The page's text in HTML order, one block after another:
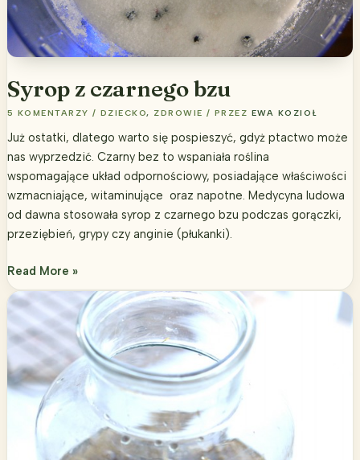
Syrop z czarnego bzu
5 KOMENTARZY / DZIECKO, ZDROWIE / PRZEZ EWA KOZIOŁ
Już ostatki, dlatego warto się pospieszyć, gdyż ptactwo może
nas wyprzedzić. Czarny bez to wspaniała roślina
wspomagające układ odpornościowy, posiadające właściwości
wzmacniające, witaminujące oraz napotne. Medycyna ludowa
od dawna stosowała syrop z czarnego bzu podczas gorączki,
przeziębień, grypy czy anginie (płukanki).
Syrop
czarnego
bzu
Read More »